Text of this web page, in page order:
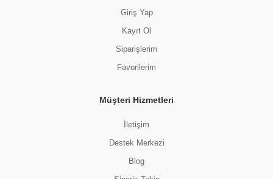
Giriş Yap
Kayıt Ol
Siparişlerim
Favorilerim
Müşteri Hizmetleri
İletişim
Destek Merkezi
Blog